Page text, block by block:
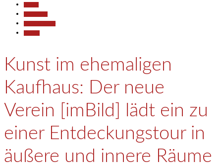
Kunst im ehemaligen
Kaufhaus: Der neue
Verein [imBild] lädt ein zu
einer Entdeckungstour in
äußere und innere Räume